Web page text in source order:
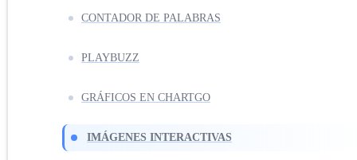
CONTADOR DE PALABRAS
PLAYBUZZ
GRÁFICOS EN CHARTGO
IMÁGENES INTERACTIVAS